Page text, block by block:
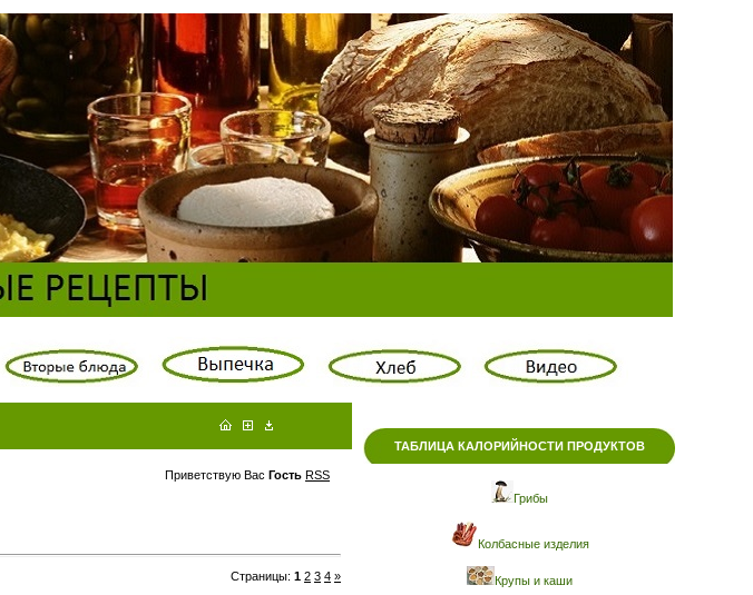
Приветствую Вас Гость RSS
Страницы: 1 2 3 4 »
ТАБЛИЦА КАЛОРИЙНОСТИ ПРОДУКТОВ
Грибы
Колбасные изделия
Крупы и каши